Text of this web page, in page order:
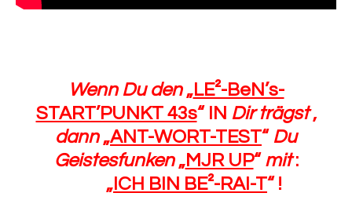
Wenn Du den„LE²-BeN’s-
START’PUNKT 43s“ IN Dir trägst,
dann„ANT-WORT-TEST“ Du
Geistesfunken„MJR UP“ mit:
„ ICH BIN BE²-RAI-T“ !